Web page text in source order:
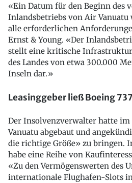
«Ein Datum für den Beginn des
Inlandsbetriebs von Air Vanuatu
alle erforderlichen
Ernst & Young. «Der
stellt eine kritische
des Landes von etwa 300.000
Inseln dar.»
Leasinggeber ließ Boeing
Der Insolvenzverwalter hatte im
Vanuatu abgebaut und
die richtige Größe» zu bringen.
habe eine Reihe von
«Zu den Vermögenswerten des
internationale Flughafen-Slots